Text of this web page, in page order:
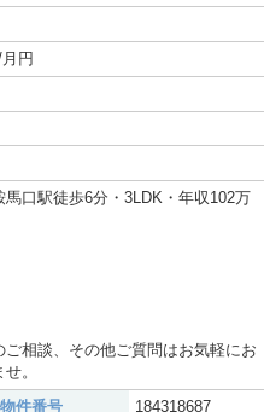
円
馬口駅徒歩6分・3LDK・年収102万
相談、その他ご質問はお気軽にお
。
物件番号 184318687